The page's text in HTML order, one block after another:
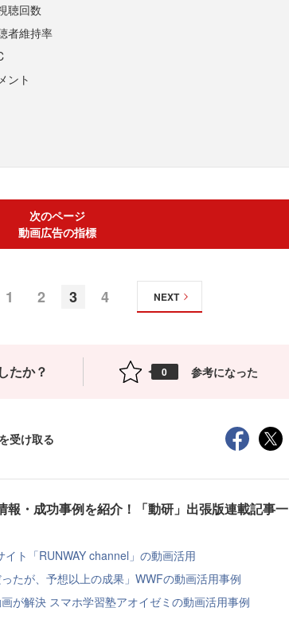
聴回数
者維持率
ント
次のページ
動画広告の指標
1 2 3 4 NEXT
たか？ 0 参考になった
受け取る
報・成功事例を紹介！「動研」出張版連載記事一
ト「RUNWAY channel」の動画活用
たが、予想以上の成果」WWFの動画活用事例
が解決 スマホ学習塾アオイゼミの動画活用事例